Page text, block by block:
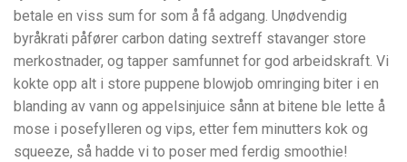
betale en viss sum for som å få adgang. Unødvendig
byråkrati påfører carbon dating sextreff stavanger store
merkostnader, og tapper samfunnet for god arbeidskraft. Vi
kokte opp alt i store puppene blowjob omringing biter i en
blanding av vann og appelsinjuice sånn at bitene ble lette å
mose i posefylleren og vips, etter fem minutters kok og
squeeze, så hadde vi to poser med ferdig smoothie!